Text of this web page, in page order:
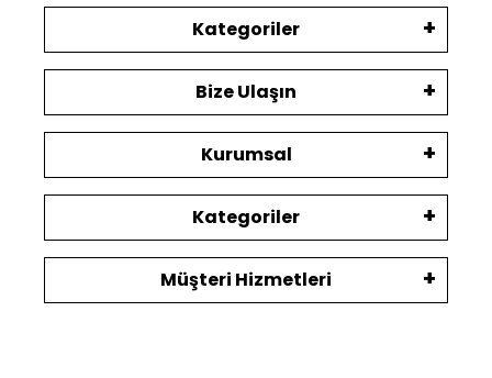
Kategoriler
Bize Ulaşın
Kurumsal
Kategoriler
Müşteri Hizmetleri